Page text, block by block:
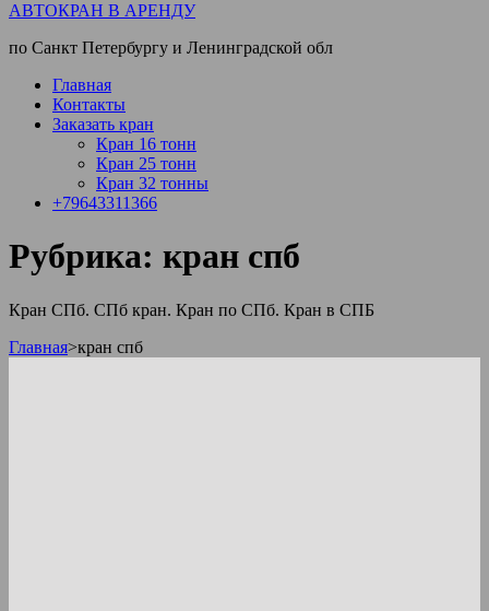
АВТОКРАН В АРЕНДУ
по Санкт Петербургу и Ленинградской обл
Главная
Контакты
Заказать кран
Кран 16 тонн
Кран 25 тонн
Кран 32 тонны
+79643311366
Рубрика: кран спб
Кран СПб. СПб кран. Кран по СПб. Кран в СПБ
Главная>кран спб